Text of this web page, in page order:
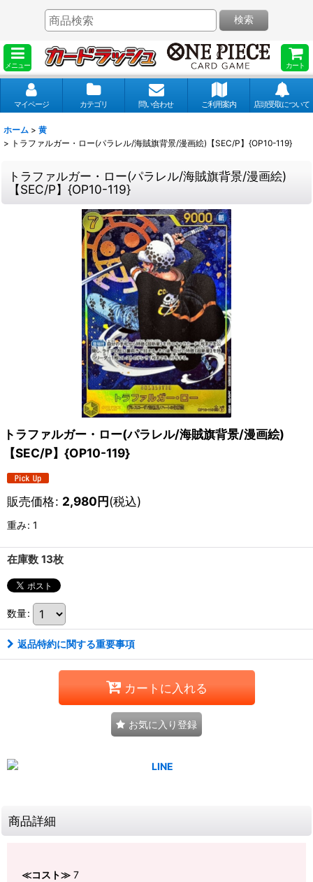
メニュー カート
検索
マイページ カテゴリ 問い合わせ ご利用案内 店頭受取について
ホーム > 黄
> トラファルガー・ロー(パラレル/海賊旗背景/漫画絵)【SEC/P】{OP10-119}
トラファルガー・ロー(パラレル/海賊旗背景/漫画絵)
【SEC/P】{OP10-119}
トラファルガー・ロー(パラレル/海賊旗背景/漫画絵)
【SEC/P】{OP10-119}
販売価格: 2,980円(税込)
重み: 1
在庫数 13枚
数量:
返品特約に関する重要事項
カートに入れる
お気に入り登録
商品詳細
≪コスト≫ 7